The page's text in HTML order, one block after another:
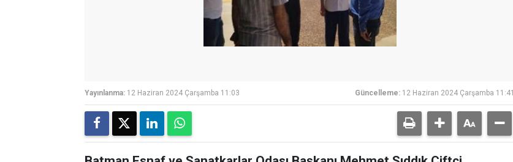
Yayınlanma: 12 Haziran 2024 Çarşamba 11:03 Güncelleme: 12 Haziran 2024 Çarşamba 11:41